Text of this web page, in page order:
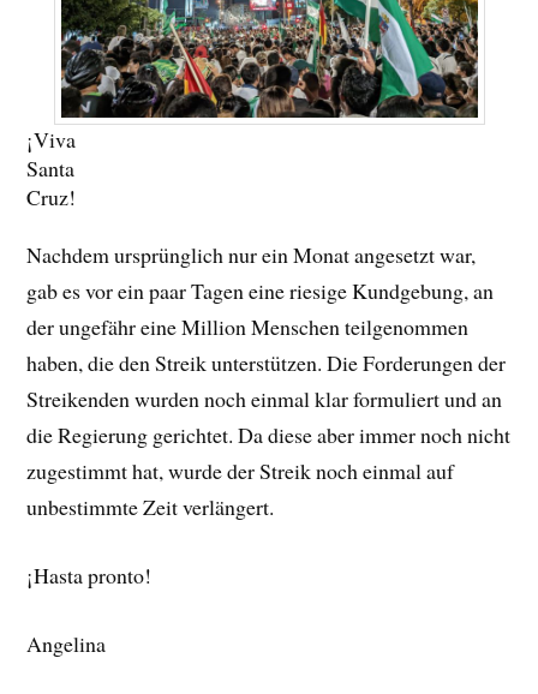
¡Viva
Santa
Cruz!
Nachdem ursprünglich nur ein Monat angesetzt war,
gab es vor ein paar Tagen eine riesige Kundgebung, an
der ungefähr eine Million Menschen teilgenommen
haben, die den Streik unterstützen. Die Forderungen der
Streikenden wurden noch einmal klar formuliert und an
die Regierung gerichtet. Da diese aber immer noch nicht
zugestimmt hat, wurde der Streik noch einmal auf
unbestimmte Zeit verlängert.
¡Hasta pronto!
Angelina